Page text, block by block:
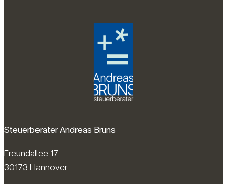
Steuerberater Andreas Bruns
Freundallee 17
30173 Hannover